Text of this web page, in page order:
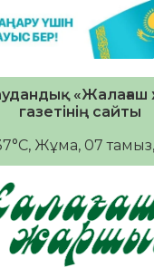
газетінің сайты
, Жұма, 07 тамыз,